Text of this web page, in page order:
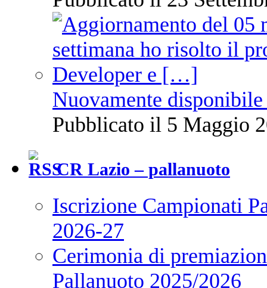
Nuovamente
Pubblicato il 5 Maggio
CR Lazio – pallanuoto
Iscrizione Campionati
2026-27
Cerimonia di
Pallanuoto 2025/2026